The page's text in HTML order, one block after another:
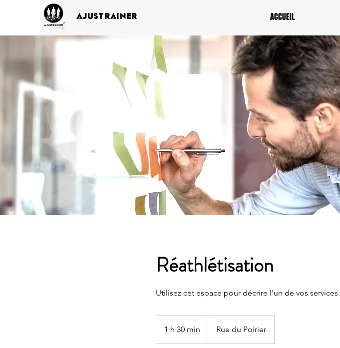
AJUSTRAINER ACCUEIL
Réathlétisation
Utilisez cet espace pour décrire l'un de vos services.
1 h 30 min
3
Rue du Poirier